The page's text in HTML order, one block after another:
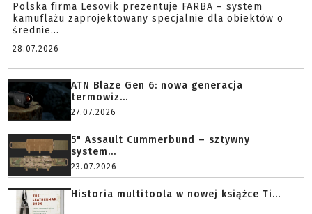
Polska firma Lesovik prezentuje FARBA – system
kamuflażu zaprojektowany specjalnie dla obiektów o
średnie...
28.07.2026
ATN Blaze Gen 6: nowa generacja
termowiz...
27.07.2026
5" Assault Cummerbund – sztywny
system...
23.07.2026
Historia multitoola w nowej książce Ti...